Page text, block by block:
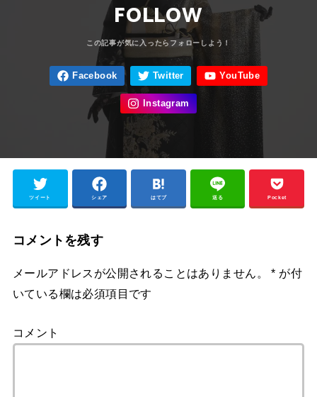
FOLLOW
ツイート シェア はてブ 送る Pocket
コメントを残す
メールアドレスが公開されることはありません。 * が付
いている欄は必須項目です
コメント